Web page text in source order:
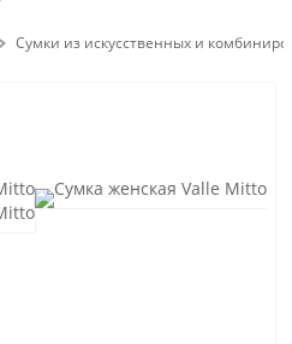
Сумки из искусственных и